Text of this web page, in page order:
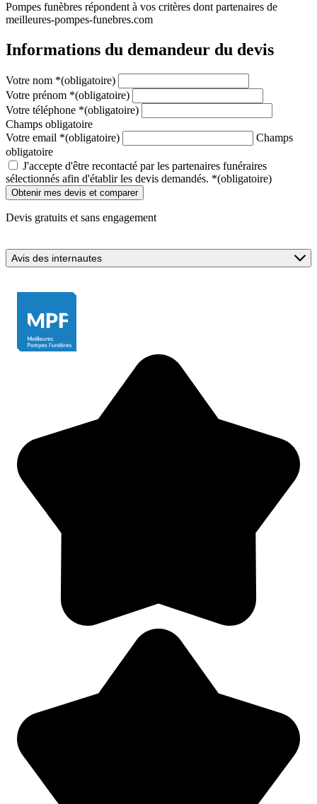
Pompes funèbres répondent à vos critères dont partenaires de
meilleures-pompes-funebres.com
Informations du demandeur du devis
Votre nom *(obligatoire)
Votre prénom *(obligatoire)
Votre téléphone *(obligatoire)
Champs obligatoire
Votre email *(obligatoire)
Champs
obligatoire
J'accepte d'être recontacté par les partenaires funéraires
sélectionnés afin d'établir les devis demandés. *(obligatoire)
Devis gratuits et sans engagement
Avis des internautes